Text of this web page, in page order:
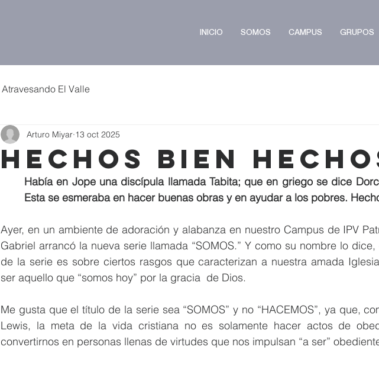
INICIO SOMOS CAMPUS GRUPOS
Atravesando El Valle
Hechos Bien
Arturo Miyar 13 oct 2025
Había en Jope una discípula llamada Tabita; que en griego se dice
Esta se esmeraba en hacer buenas obras y en ayudar a los pobres.
Ayer, en un ambiente de adoración y alabanza en nuestro Campus de IPV
Gabriel arrancó la nueva serie llamada “SOMOS.” Y como su nombre lo
de la serie es sobre ciertos rasgos que caracterizan a nuestra amada
ser aquello que “somos hoy” por la gracia  de Dios.
Me gusta que el título de la serie sea “SOMOS” y no “HACEMOS”, ya que,
Lewis, la meta de la vida cristiana no es solamente hacer actos de
convertirnos en personas llenas de virtudes que nos impulsan “a ser”